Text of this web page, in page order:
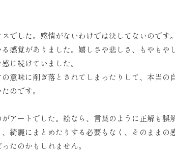
でした。感情がないわけでは決してないのです
感覚がありました。嬉しさや悲しさ、もやもや
じ続けていました。
意味に削ぎ落とされてしまったりして、本当の
のです。
アートでした。絵なら、言葉のように正解も誤
綺麗にまとめたりする必要もなく、そのままの
たのかもしれません。